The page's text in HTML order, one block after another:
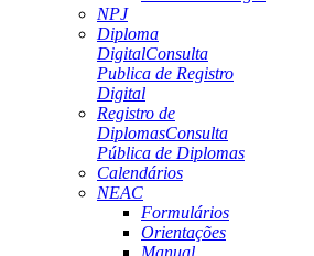
NPJ
Diploma
DigitalConsulta
Publica de Registro
Digital
Registro de
DiplomasConsulta
Pública de Diplomas
Calendários
NEAC
Formulários
Orientações
Manual